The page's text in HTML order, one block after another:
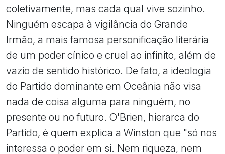
coletivamente, mas cada qual vive sozinho.
Ninguém escapa à vigilância do Grande
Irmão, a mais famosa personificação literária
de um poder cínico e cruel ao infinito, além de
vazio de sentido histórico. De fato, a ideologia
do Partido dominante em Oceânia não visa
nada de coisa alguma para ninguém, no
presente ou no futuro. O'Brien, hierarca do
Partido, é quem explica a Winston que "só nos
interessa o poder em si. Nem riqueza, nem